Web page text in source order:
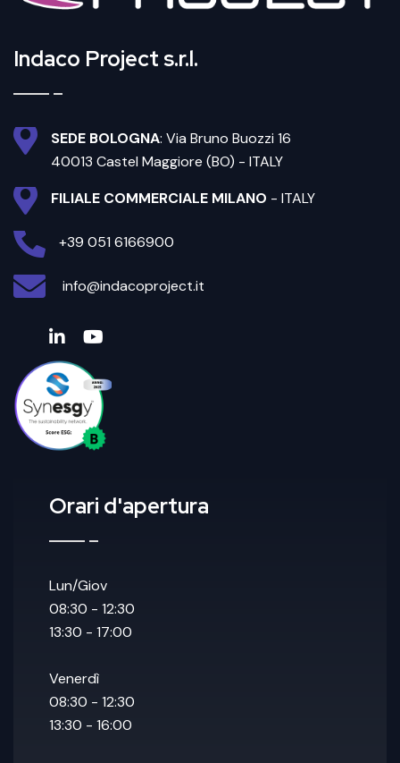
Orari d'apertura
Lun/Giov
08:30 - 12:30
13:30 - 17:00
Venerdì
08:30 - 12:30
13:30 - 16:00
Indaco Project s.r.l.
SEDE BOLOGNA: Via Bruno Buozzi 16
40013 Castel Maggiore (BO) - ITALY
FILIALE COMMERCIALE MILANO - ITALY
+39 051 6166900
info@indacoproject.it